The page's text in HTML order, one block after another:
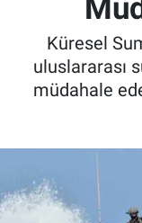
Küresel
uluslararası
müdahale
KULİS
1461
FUTBOL
TV VE
Son Dakika
Haber Arşivi